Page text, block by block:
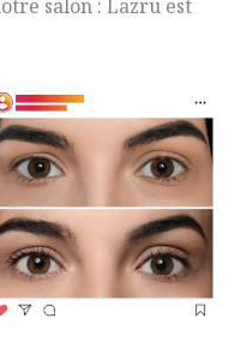
salon : Lazru est